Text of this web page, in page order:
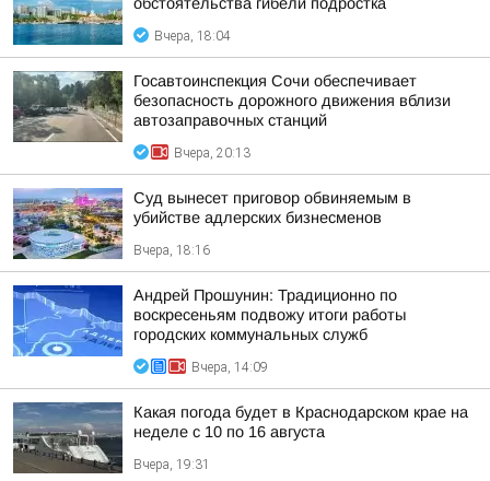
Вчера, 18:04
Госавтоинспекция Сочи обеспечивает
безопасность дорожного движения вблизи
автозаправочных станций
Вчера, 20:13
Суд вынесет приговор обвиняемым в
убийстве адлерских бизнесменов
Вчера, 18:16
Андрей Прошунин: Традиционно по
воскресеньям подвожу итоги работы
городских коммунальных служб
Вчера, 14:09
Какая погода будет в Краснодарском крае на
неделе с 10 по 16 августа
Вчера, 19:31